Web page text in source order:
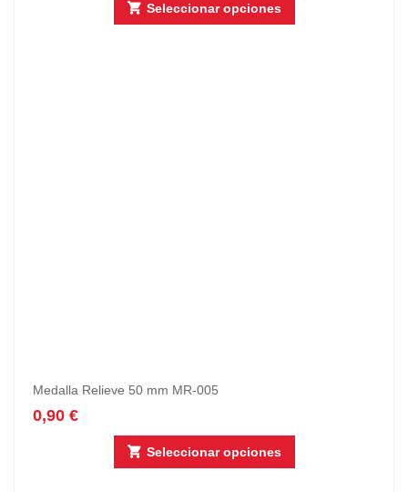
Seleccionar opciones
Medalla Relieve 50 mm MR-005
0,90 €
Seleccionar opciones